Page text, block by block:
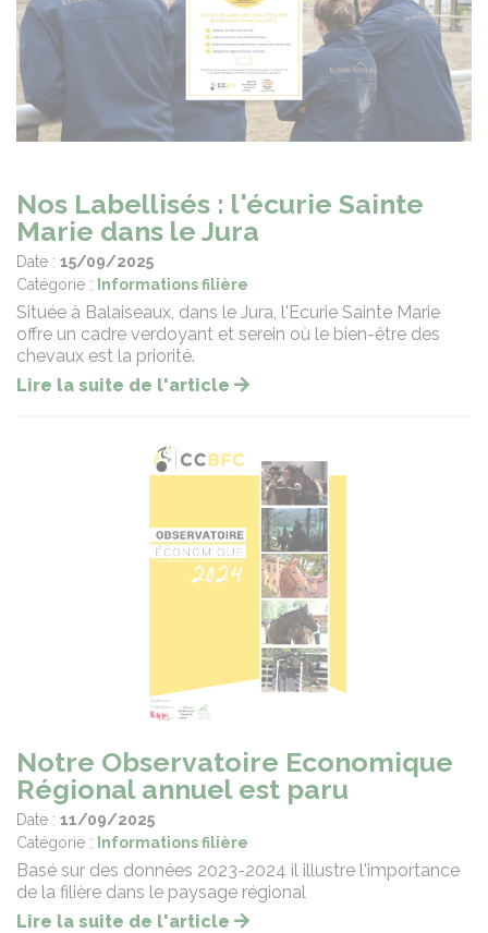
Nos Labellisés : l'écurie Sainte
Marie dans le Jura
Date : 15/09/2025
Catégorie :
Informations filière
Située à Balaiseaux, dans le Jura, l'Ecurie Sainte Marie
offre un cadre verdoyant et serein où le bien-être des
chevaux est la priorité.
Lire la suite de l'article
Notre Observatoire Economique
Régional annuel est paru
Date : 11/09/2025
Catégorie : Informations filière
Basé sur des données 2023-2024 il illustre l'importance
de la filière dans le paysage régional
Lire la suite de l'article